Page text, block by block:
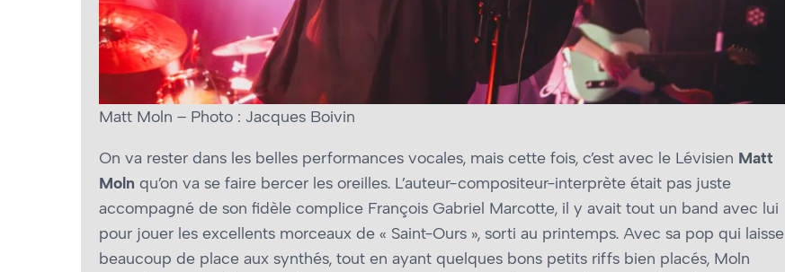
Matt Moln – Photo : Jacques Boivin
On va rester dans les belles performances vocales, mais cette fois, c’est avec le Lévisien Matt
Moln qu’on va se faire bercer les oreilles. L’auteur-compositeur-interprète était pas juste
accompagné de son fidèle complice François Gabriel Marcotte, il y avait tout un band avec lui
pour jouer les excellents morceaux de « Saint-Ours », sorti au printemps. Avec sa pop qui laisse
beaucoup de place aux synthés, tout en ayant quelques bons petits riffs bien placés, Moln